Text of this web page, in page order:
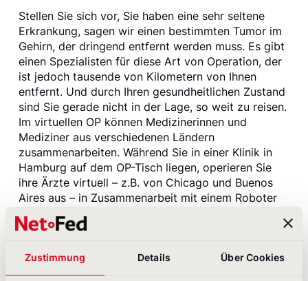
Zustimmung Details Über Cookies
Stellen Sie sich vor, Sie haben eine sehr seltene
Erkrankung, sagen wir einen bestimmten Tumor im
Gehirn, der dringend entfernt werden muss. Es gibt
einen Spezialisten für diese Art von Operation, der
ist jedoch tausende von Kilometern von Ihnen
entfernt. Und durch Ihren gesundheitlichen Zustand
sind Sie gerade nicht in der Lage, so weit zu reisen.
Im virtuellen OP können Medizinerinnen und
Mediziner aus verschiedenen Ländern
zusammenarbeiten. Während Sie in einer Klinik in
Hamburg auf dem OP-Tisch liegen, operieren Sie
ihre Ärzte virtuell – z.B. von Chicago und Buenos
Aires aus – in Zusammenarbeit mit einem Roboter
Umgebung macht diese Form von medizinischer
auch für die Zusammenarbeit im Engineering. Ein
internationales, hochspezialisiertes Team kann sich